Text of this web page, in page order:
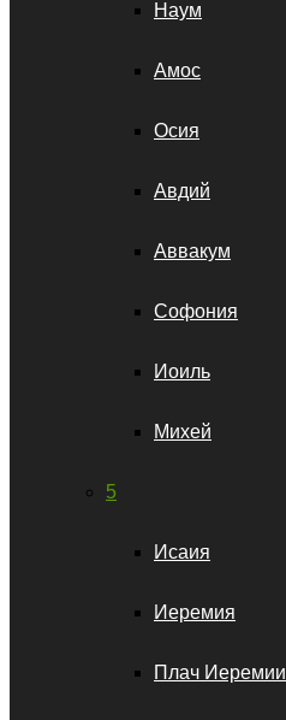
Наум
Амос
Осия
Авдий
Аввакум
Софония
Иоиль
Михей
5
Исаия
Иеремия
Плач Иеремии